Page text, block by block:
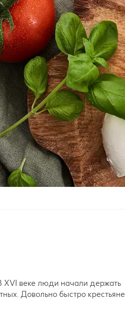
веке люди начали держать
Довольно быстро крестьяне